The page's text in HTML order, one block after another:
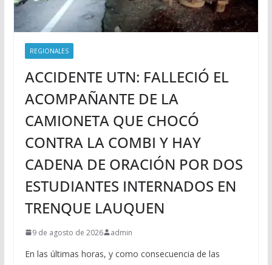
REGIONALES
ACCIDENTE UTN: FALLECIÓ EL
ACOMPAÑANTE DE LA
CAMIONETA QUE CHOCÓ
CONTRA LA COMBI Y HAY
CADENA DE ORACIÓN POR DOS
ESTUDIANTES INTERNADOS EN
TRENQUE LAUQUEN
9 de agosto de 2026 admin
En las últimas horas, y como consecuencia de las